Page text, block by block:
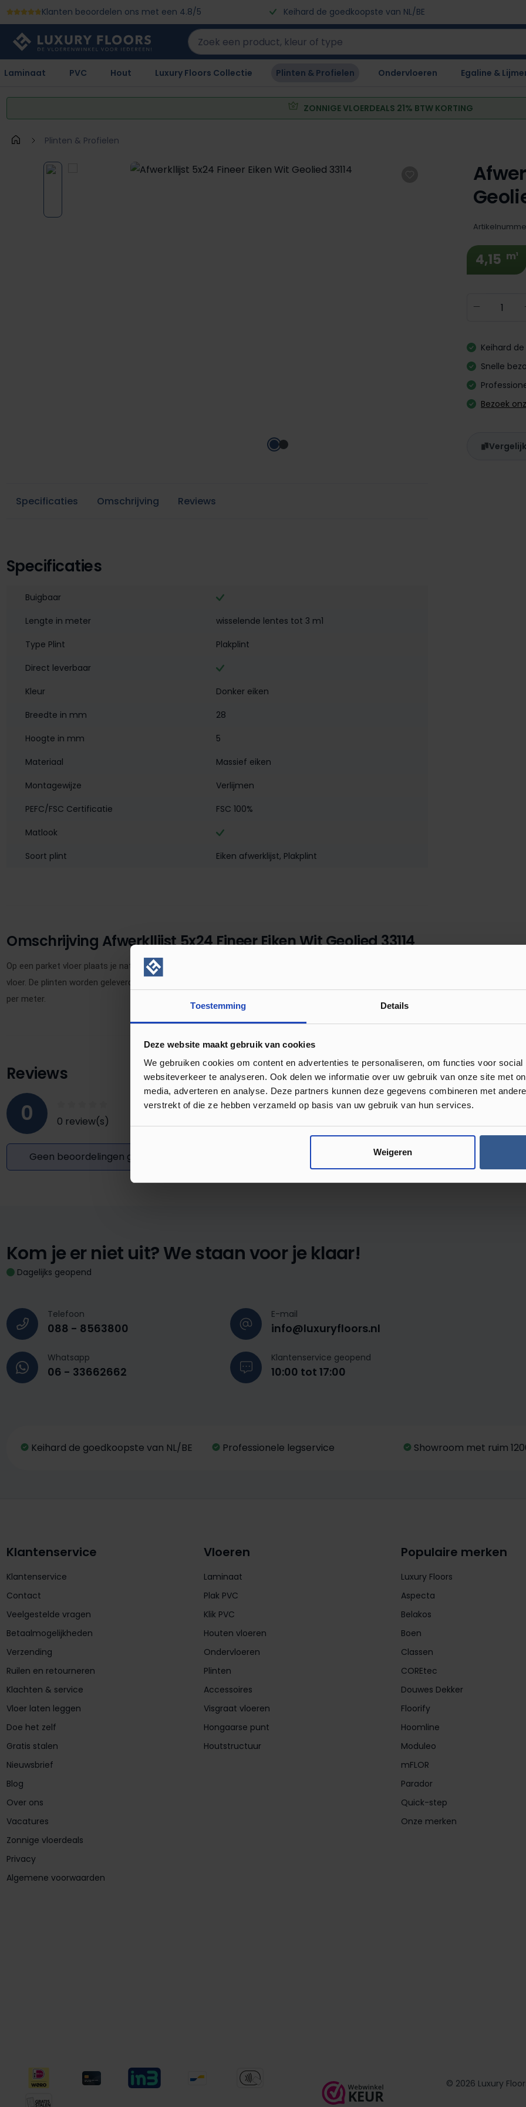
Toestemming Details
Deze website maakt gebruik van cookies
We gebruiken cookies om content en advertenties te personaliseren, om functies voor
websiteverkeer te analyseren. Ook delen we informatie over uw gebruik van onze site met
media, adverteren en analyse. Deze partners kunnen deze gegevens combineren met
verstrekt of die ze hebben verzameld op basis van uw gebruik van hun services.
Weigeren
naar de hoofdinhoud
Ga naar de zoekopdracht
Ga naar de hoofdnavigatie
Klanten beoordelen ons met een 4.8/5 Keihard de goedkoopste van NL/BE
Laminaat PVC Hout Luxury Floors Collectie Plinten & Profielen Ondervloeren Egaline &
ZONNIGE VLOERDEALS 21% BTW KORTING
Plinten & Profielen
Afbeeldingengalerij overslaan
Specificaties Omschrijving Reviews
Specificaties
Buigbaar
Lengte in meter
wisselende lentes tot 3 m1
Type Plint
Plakplint
Direct leverbaar
Kleur
Donker eiken
Breedte in mm
28
Hoogte in mm
5
Materiaal
Massief eiken
Montagewijze
Verlijmen
PEFC/FSC Certificatie
FSC 100%
Matlook
Soort plint
Eiken afwerklijst, Plakplint
Omschrijving Afwerkllijst 5x24 Fineer Eiken Wit Geolied 33114
Op een parket vloer plaats je natuurlijk ook een massief eiken afwerklijst in bijpassende kleur van de gekozen
vloer. De plinten worden geleverd in wisselende lengtes tot 3 meter. Om het simpel te houden bestel je ze
per meter.
Reviews
0 0 review(s)
Review achterlaten
Geen beoordelingen gevonden. Deel uw inzichten met anderen.
4,15 m¹
Keihard
Snelle
Bezoek
Kom je er niet uit?We staan voor je klaar!
Dagelijks geopend
Telefoon
088 - 8563800
E-mail
info@luxuryfloors.nl
Whatsapp
06 - 33662662
Klantenservice geopend
10:00 tot 17:00
Keihard de goedkoopste van NL/BE Professionele legservice Showroom met ruim
Klantenservice
Klantenservice
Contact
Veelgestelde vragen
Betaalmogelijkheden
Verzending
Ruilen en retourneren
Klachten & service
Vloer laten leggen
Doe het zelf
Gratis stalen
Nieuwsbrief
Blog
Over ons
Vacatures
Zonnige vloerdeals
Privacy
Algemene voorwaarden
Vloeren
Laminaat
Plak PVC
Klik PVC
Houten vloeren
Ondervloeren
Plinten
Accessoires
Visgraat vloeren
Hongaarse punt
Houtstructuur
Populaire merken
Luxury Floors
Aspecta
Belakos
Boen
Classen
COREtec
Douwes Dekker
Floorify
Hoomline
Moduleo
mFLOR
Parador
Quick-step
Onze merken
© 2026 Luxury